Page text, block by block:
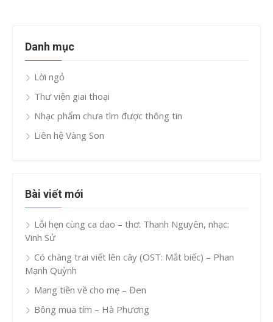
Danh mục
Lời ngỏ
Thư viện giai thoại
Nhạc phẩm chưa tìm được thông tin
Liên hệ Vàng Son
Bài viết mới
Lỗi hẹn cùng ca dao – thơ: Thanh Nguyên, nhạc:
Vinh Sử
Có chàng trai viết lên cây (OST: Mắt biếc) – Phan
Mạnh Quỳnh
Mang tiền về cho mẹ – Đen
Bông mua tím – Hà Phương